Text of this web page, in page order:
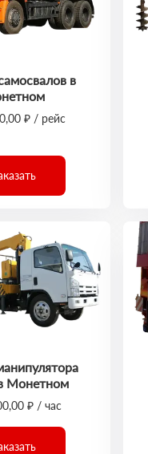
в
₽ / рейс
Монетном
₽ / час